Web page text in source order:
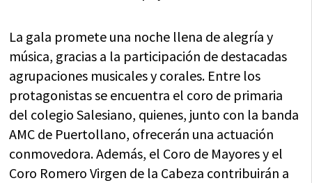
La gala promete una noche llena de alegría y
música, gracias a la participación de destacadas
agrupaciones musicales y corales. Entre los
protagonistas se encuentra el coro de primaria
del colegio Salesiano, quienes, junto con la banda
AMC de Puertollano, ofrecerán una actuación
conmovedora. Además, el Coro de Mayores y el
Coro Romero Virgen de la Cabeza contribuirán a